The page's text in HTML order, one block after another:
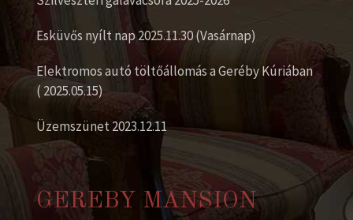
Esküvős nyílt nap 2025.11.30 (Vasárnap)
Elektromos autó töltőállomás a Geréby Kúriában
( 2025.05.15)
Üzemszünet 2023.12.11
GEREBY MANSION